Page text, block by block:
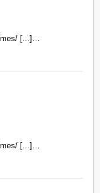
[...]…
[...]…